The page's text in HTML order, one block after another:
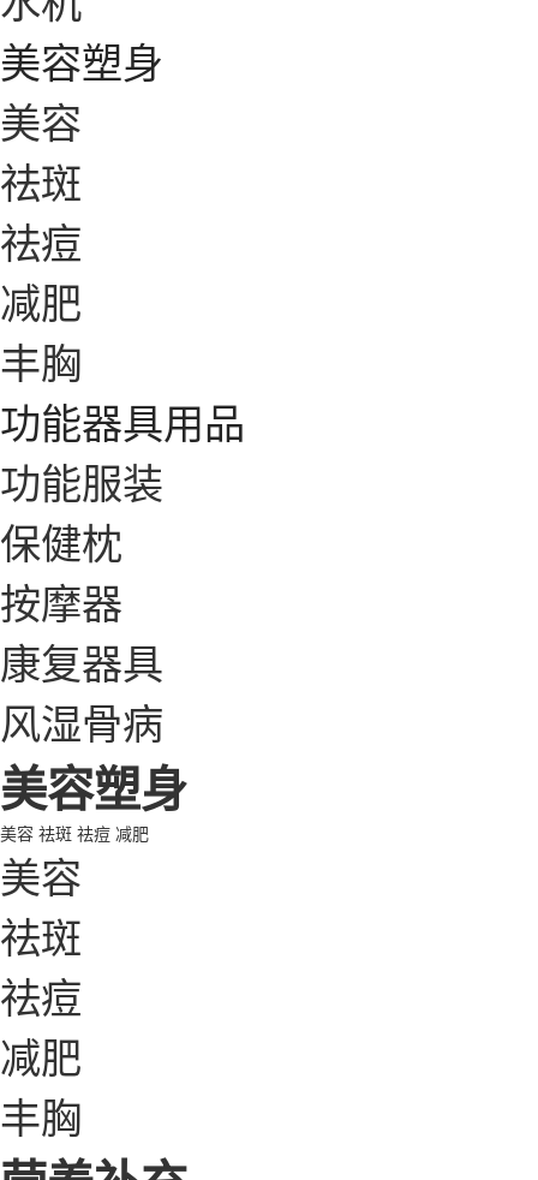
美容塑身
美容
祛斑
祛痘
减肥
丰胸
功能器具用品
功能服装
保健枕
按摩器
康复器具
风湿骨病
美容塑身
美容 祛斑 祛痘 减肥
美容
祛斑
祛痘
减肥
丰胸